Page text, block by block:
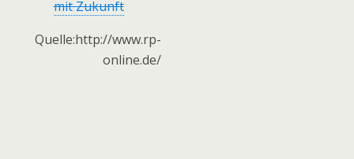
mit Zukunft
Quelle:http://www.rp-
online.de/